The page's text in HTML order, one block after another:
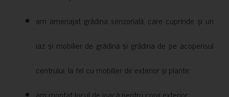
am amenajat grădina senzorială, care cuprinde și un
iaz și mobilier de grădină și grădina de pe acoperisul
centrului, la fel cu mobilier de exterior și plante;